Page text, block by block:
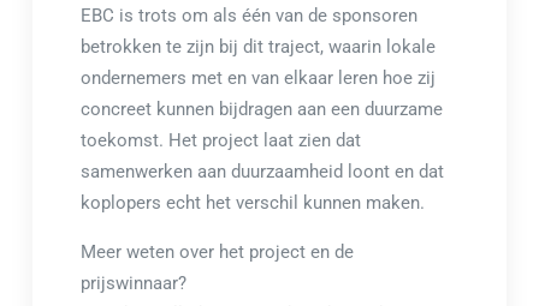
EBC is trots om als één van de sponsoren
betrokken te zijn bij dit traject, waarin lokale
ondernemers met en van elkaar leren hoe zij
concreet kunnen bijdragen aan een duurzame
toekomst. Het project laat zien dat
samenwerken aan duurzaamheid loont en dat
koplopers echt het verschil kunnen maken.
Meer weten over het project en de
prijswinnaar?